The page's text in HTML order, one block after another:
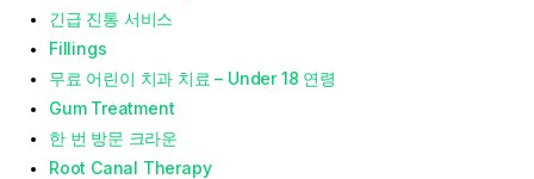
긴급 진통 서비스
Fillings
무료 어린이 치과 치료 – Under 18 연령
Gum Treatment
한 번 방문 크라운
Root Canal Therapy